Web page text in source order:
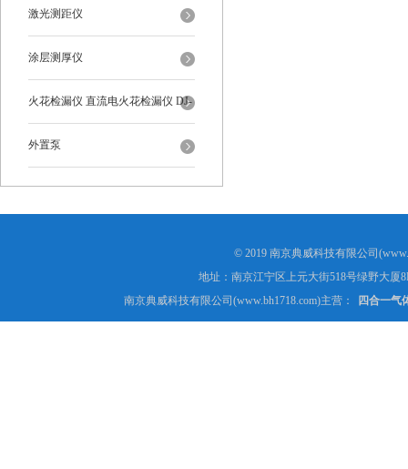
激光测距仪
涂层测厚仪
火花检漏仪 直流电火花检漏仪 DJ-
6-A型
外置泵
© 2019 南京典威科技有限公司
地址：南京江宁区上元大街518号绿野大厦
南京典威科技有限公司(www.bh1718.com)主营：
四合一气